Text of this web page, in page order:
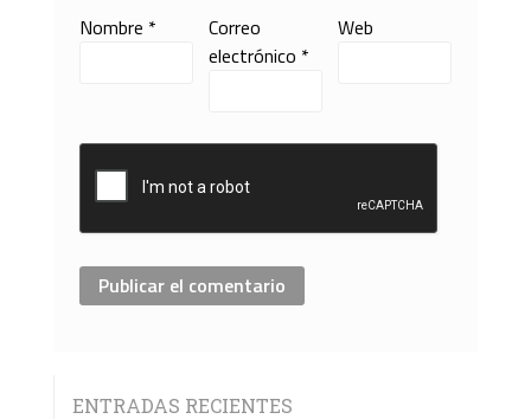
Nombre *
Correo
electrónico *
Web
ENTRADAS RECIENTES